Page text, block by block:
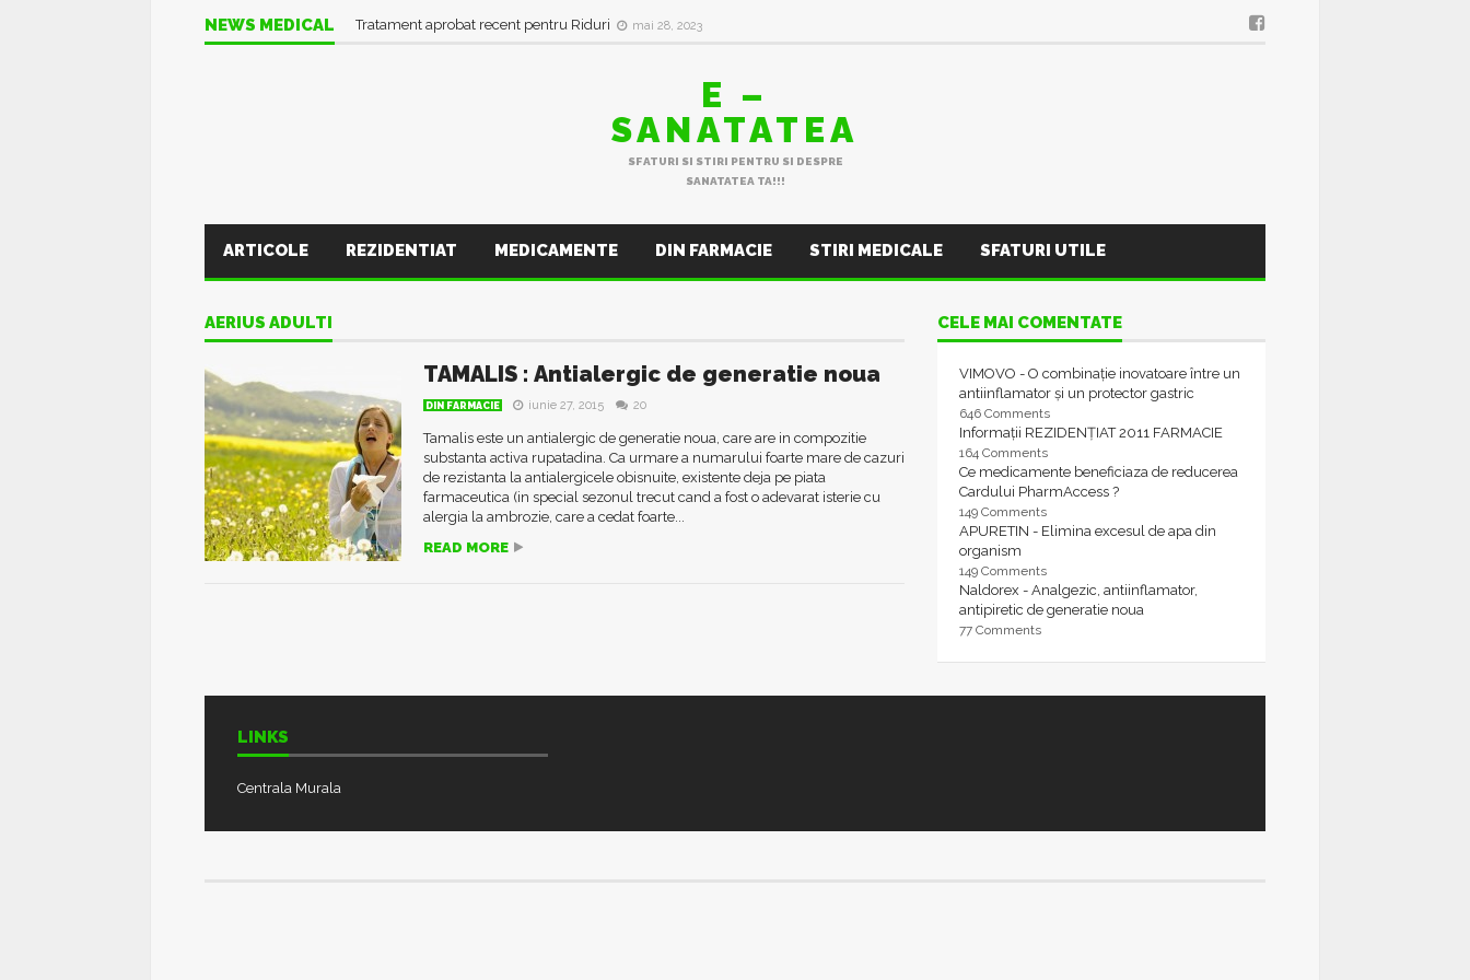
NEWS MEDICAL Tratament aprobat recent pentru Riduri mai 28, 2023
E –
SANATATEA
SFATURI SI STIRI PENTRU SI DESPRE
SANATATEA TA!!!
ARTICOLE REZIDENTIAT MEDICAMENTE DIN FARMACIE STIRI MEDICALE SFATURI UTILE
AERIUS ADULTI
TAMALIS : Antialergic de generatie noua
DIN FARMACIE iunie 27, 2015 20
Tamalis este un antialergic de generatie noua, care are in compozitie
substanta activa rupatadina. Ca urmare a numarului foarte mare de cazuri
de rezistanta la antialergicele obisnuite, existente deja pe piata
farmaceutica (in special sezonul trecut cand a fost o adevarat isterie cu
alergia la ambrozie, care a cedat foarte...
READ MORE
CELE MAI COMENTATE
VIMOVO - O combinație inovatoare între un
antiinflamator și un protector gastric
646 Comments
Informații REZIDENȚIAT 2011 FARMACIE
164 Comments
Ce medicamente beneficiaza de reducerea
Cardului PharmAccess ?
149 Comments
APURETIN - Elimina excesul de apa din
organism
149 Comments
Naldorex - Analgezic, antiinflamator,
antipiretic de generatie noua
77 Comments
LINKS
Centrala Murala